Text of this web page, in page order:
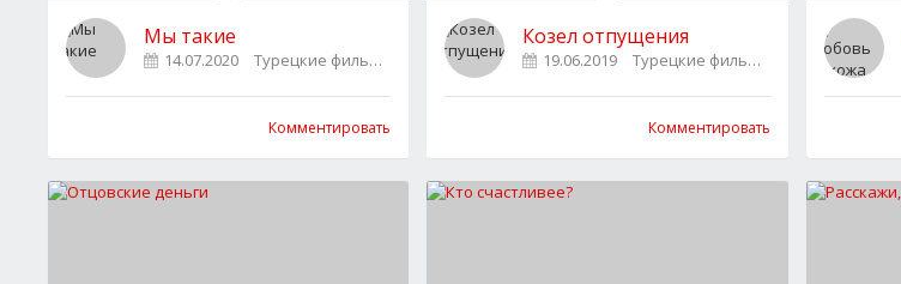
Мы такие
14.07.2020 Турецкие фильмы
Комментировать
Козел отпущения
19.06.2019 Турецкие фильмы
Комментировать